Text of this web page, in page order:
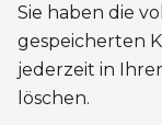
Sie haben die
gespeicherten
jederzeit in
löschen.